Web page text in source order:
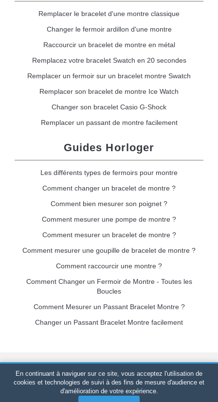
Remplacer le bracelet d'une montre classique
Changer le fermoir ardillon d'une montre
Raccourcir un bracelet de montre en métal
Remplacez votre bracelet Swatch en 20 secondes
Remplacer un fermoir sur un bracelet montre Swatch
Remplacer son bracelet de montre Ice Watch
Changer son bracelet Casio G-Shock
Remplacer un passant de montre facilement
Guides Horloger
Les différents types de fermoirs pour montre
Comment changer un bracelet de montre ?
Comment bien mesurer son poignet ?
Comment mesurer une pompe de montre ?
Comment mesurer un bracelet de montre ?
Comment mesurer une goupille de bracelet de montre ?
Comment raccourcir une montre ?
Comment Changer un Fermoir de Montre - Toutes les
Boucles
Comment Mesurer un Passant Bracelet Montre ?
Changer un Passant Bracelet Montre facilement
Bracelet-de-montre.com© 2026Tous droits réservés-SIRET
520 247 727 000 57 -Plateforme Juridique : BP 20075 - 31121
PORTET PDC - France Métropolitaine-Vente en ligne
En continuant à naviguer sur ce site, vous acceptez l'utilisation de
cookies et technologies de suivi à des fins de mesure d'audience et
d'amélioration de votre expérience.